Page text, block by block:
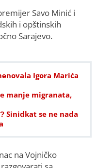
Savo Minić i
i opštinskih
Sarajevo.
Igora Marića
manje migranata,
Sinidkat se ne nada
na Vojničko